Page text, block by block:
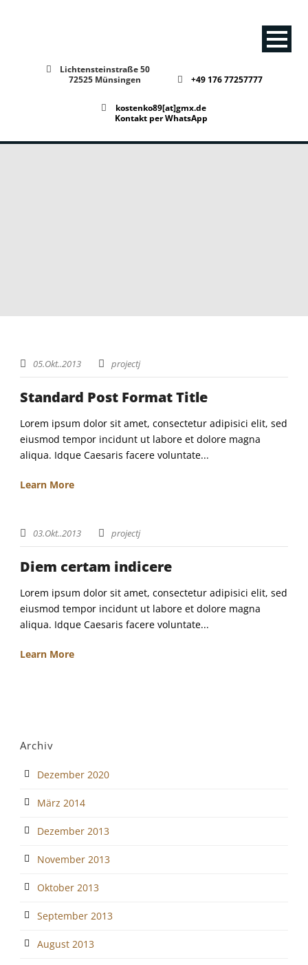
Lichtensteinstraße 50
72525 Münsingen
+49 176 77257777
kostenko89[at]gmx.de
Kontakt per WhatsApp
05.Okt..2013 projectj
Standard Post Format Title
Lorem ipsum dolor sit amet, consectetur adipisici elit, sed
eiusmod tempor incidunt ut labore et dolore magna
aliqua. Idque Caesaris facere voluntate...
Learn More
03.Okt..2013 projectj
Diem certam indicere
Lorem ipsum dolor sit amet, consectetur adipisici elit, sed
eiusmod tempor incidunt ut labore et dolore magna
aliqua. Idque Caesaris facere voluntate...
Learn More
Archiv
Dezember 2020
März 2014
Dezember 2013
November 2013
Oktober 2013
September 2013
August 2013